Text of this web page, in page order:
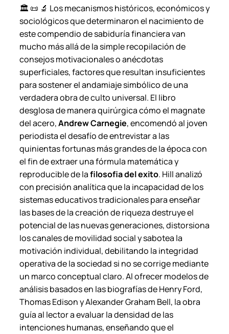
🏛️ 📜 🔬 Los mecanismos históricos, económicos y
sociológicos que determinaron el nacimiento de
este compendio de sabiduría financiera van
mucho más allá de la simple recopilación de
consejos motivacionales o anécdotas
superficiales, factores que resultan insuficientes
para sostener el andamiaje simbólico de una
verdadera obra de culto universal. El libro
desglosa de manera quirúrgica cómo el magnate
del acero,Andrew Carnegie, encomendó al joven
periodista el desafío de entrevistar a las
quinientas fortunas más grandes de la época con
el fin de extraer una fórmula matemática y
reproducible de lafilosofia del exito. Hill analizó
con precisión analítica que la incapacidad de los
sistemas educativos tradicionales para enseñar
las bases de la creación de riqueza destruye el
potencial de las nuevas generaciones, distorsiona
los canales de movilidad social y sabotea la
motivación individual, debilitando la integridad
operativa de la sociedad si no se corrige mediante
un marco conceptual claro. Al ofrecer modelos de
análisis basados en las biografías de Henry Ford,
Thomas Edison y Alexander Graham Bell, la obra
guía al lector a evaluar la densidad de las
intenciones humanas, enseñando que el